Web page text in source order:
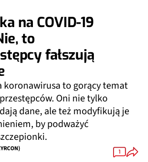
na COVID-19
to
fałszują
koronawirusa to gorący temat
Oni nie tylko
dane, ale też modyfikują je
by podważyć
1